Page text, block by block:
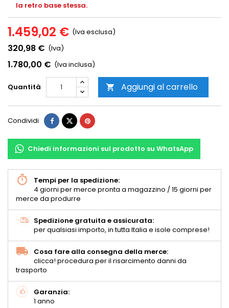
la retro base stessa.
1.459,02 € (Iva esclusa)
320,98 € (Iva)
1.780,00 € (Iva inclusa)
Quantità  Aggiungi al carrello
Condividi
Chiedi informazioni sul prodotto su WhatsApp
Tempi per la spedizione:
4 giorni per merce pronta a magazzino / 15 giorni per
merce da produrre
Spedizione gratuita e assicurata:
per qualsiasi importo, in tutta Italia e isole comprese!
Cosa fare alla consegna della merce:
clicca! procedura per il risarcimento danni da
trasporto
Garanzia:
1 anno